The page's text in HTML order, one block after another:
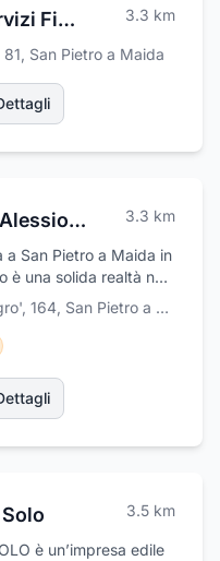
consulenza e servizi FinancialBox 3.3 km
, San Pietro a Maida
Res Paviment di Alessio Carchedi 3.3 km
a San Pietro a Maida in
è una solida realtà nel
La Respaviment
professionali e
sulle esigenze del
all’avanguardia
a qualità.
.
164, San Pietro a Maida
3.5 km
è un’impresa edile